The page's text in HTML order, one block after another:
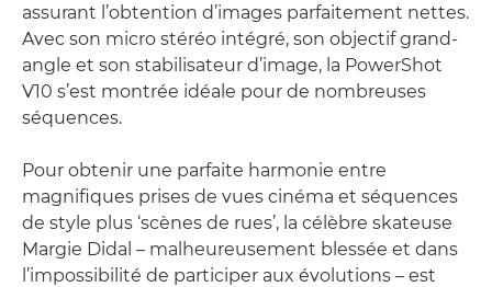
assurant l’obtention d’images parfaitement nettes.
Avec son micro stéréo intégré, son objectif grand-
angle et son stabilisateur d’image, la PowerShot
V10 s’est montrée idéale pour de nombreuses
séquences.
Pour obtenir une parfaite harmonie entre
magnifiques prises de vues cinéma et séquences
de style plus ‘scènes de rues’, la célèbre skateuse
Margie Didal – malheureusement blessée et dans
l’impossibilité de participer aux évolutions – est